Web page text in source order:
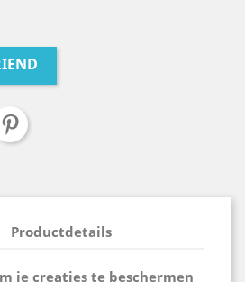
Productdetails
je creaties te beschermen